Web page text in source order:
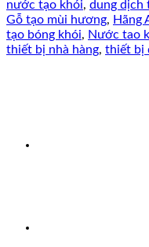
nước tạo khói, dung dịch
Gỗ tạo mùi hương, Hãng
tạo bóng khói, Nước tao
thiết bị nhà hàng, thiết bị